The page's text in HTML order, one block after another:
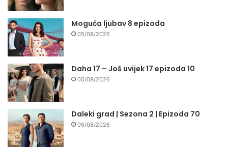
Moguća ljubav 8 epizoda
05/08/2026
Daha 17 – Još uvijek 17 epizoda 10
05/08/2026
Daleki grad | Sezona 2 | Epizoda 70
05/08/2026